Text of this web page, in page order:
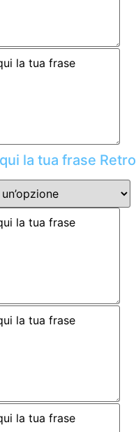
la tua frase Retro